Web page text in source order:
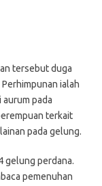
tersebut duga
ialah
pada
terkait
pada gelung.
gelung perdana.
pemenuhan